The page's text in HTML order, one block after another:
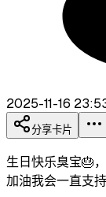
2025-11-16
分享卡片
生日快乐臭宝🎂
加油我会一直支